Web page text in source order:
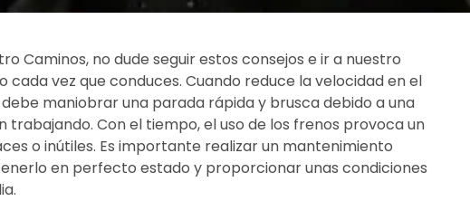
Caminos, no dude seguir estos consejos e ir a nuestro
cada vez que conduces. Cuando reduce la velocidad en el
maniobrar una parada rápida y brusca debido a una
Con el tiempo, el uso de los frenos provoca un
o inútiles. Es importante realizar un mantenimiento
en perfecto estado y proporcionar unas condiciones